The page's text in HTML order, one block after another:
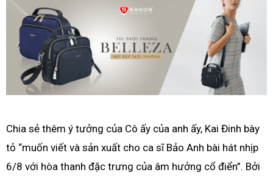
Chia sẻ thêm ý tưởng của Cô ấy của anh ấy, Kai Đinh bày
tỏ “muốn viết và sản xuất cho ca sĩ Bảo Anh bài hát nhịp
6/8 với hòa thanh đặc trưng của âm hưởng cổ điển”. Bởi